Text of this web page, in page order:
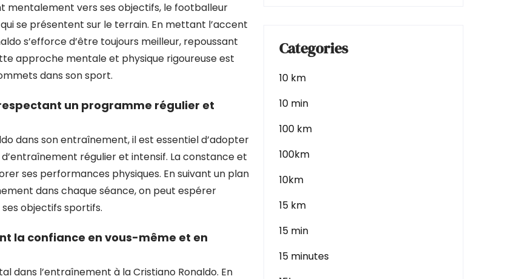
mentalement vers ses objectifs, le footballeur
se présentent sur le terrain. En mettant l’accent
s’efforce d’être toujours meilleur, repoussant
approche mentale et physique rigoureuse est
dans son sport.
un programme régulier et
dans son entraînement, il est essentiel d’adopter
régulier et intensif. La constance et
ses performances physiques. En suivant un plan
dans chaque séance, on peut espérer
objectifs sportifs.
la confiance en vous-même et en
dans l’entraînement à la Cristiano Ronaldo. En
Categories
10 km
10 min
100 km
100km
10km
15 km
15 min
15 minutes